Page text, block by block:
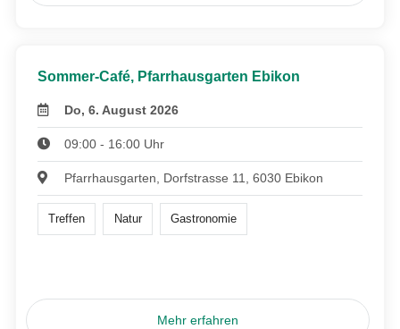
Sommer-Café, Pfarrhausgarten Ebikon
Do, 6. August 2026
09:00 - 16:00 Uhr
Pfarrhausgarten, Dorfstrasse 11, 6030 Ebikon
Treffen Natur Gastronomie
Mehr erfahren